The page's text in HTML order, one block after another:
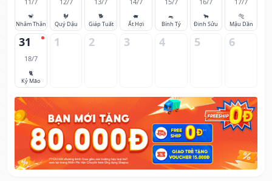
🐒
Nhâm Thân
🐓
Quý Dậu
🐕
Giáp Tuất
🐖
Ất Hợi
🐀
Bính Tý
🐂
Đinh Sửu
🐅
Mậu Dần
31
18/7
🐈
Kỷ Mão
1 2 3 4 5 6